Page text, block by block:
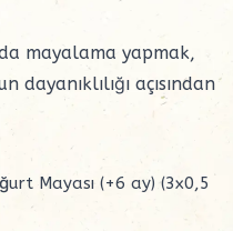
mayalama yapmak,
açısından
Mayası (+6 ay) (3x0,5